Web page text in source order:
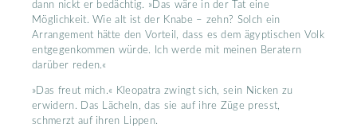
dann nickt er bedächtig. »Das wäre in der Tat eine
Möglichkeit. Wie alt ist der Knabe – zehn? Solch ein
Arrangement hätte den Vorteil, dass es dem ägyptischen Volk
entgegenkommen würde. Ich werde mit meinen Beratern
darüber reden.«
»Das freut mich.« Kleopatra zwingt sich, sein Nicken zu
erwidern. Das Lächeln, das sie auf ihre Züge presst,
schmerzt auf ihren Lippen.